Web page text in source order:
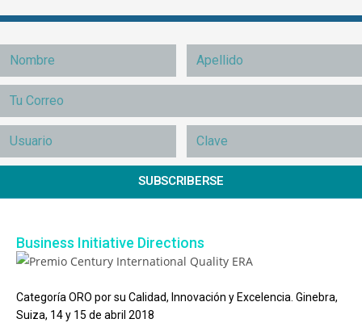
SUBSCRIBERSE
Business Initiative Directions
Categoría ORO por su Calidad, Innovación y Excelencia. Ginebra,
Suiza, 14 y 15 de abril 2018